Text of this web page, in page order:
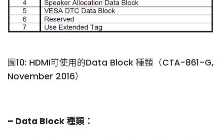
圖10: HDMI可使用的Data Block 種類（CTA-861-G,
November 2016）
– Data Block 種類：